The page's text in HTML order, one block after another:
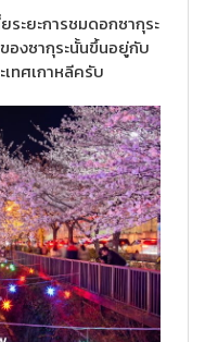
ะยะการชมดอกซากุระ
องซากุระนั้นขึ้นอยู่กับ
ทศเกาหลีครับ